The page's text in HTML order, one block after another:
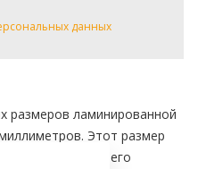
данных
размеров ламинированной
Этот размер
делают его